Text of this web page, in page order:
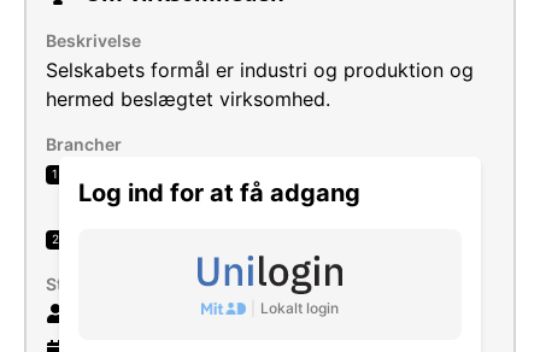
Log ind for at få adgang
Lokalt login
Beskrivelse
Selskabets formål er industri og produktion og
hermed beslægtet virksomhed.
Brancher
1
sygeplejeartikler
2
Størrelse